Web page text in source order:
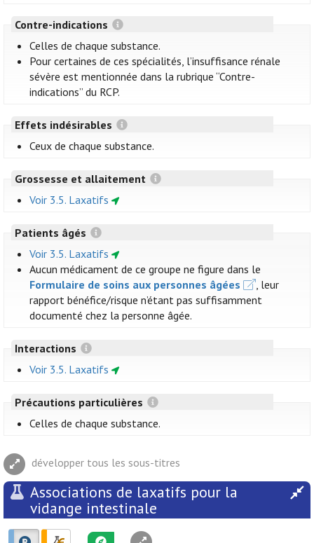
Contre-indications
Celles de chaque substance.
Pour certaines de ces spécialités, l’insuffisance rénale
sévère est mentionnée dans la rubrique “Contre-
indications” du RCP.
Effets indésirables
Ceux de chaque substance.
Grossesse et allaitement
Voir 3.5. Laxatifs
Patients âgés
Voir 3.5. Laxatifs
Aucun médicament de ce groupe ne figure dans le
Formulaire de soins aux personnes âgées
, leur
rapport bénéfice/risque n’étant pas suffisamment
documenté chez la personne âgée.
Interactions
Voir 3.5. Laxatifs
Précautions particulières
Celles de chaque substance.
développer tous les sous-titres
Associations de laxatifs pour la
vidange intestinale